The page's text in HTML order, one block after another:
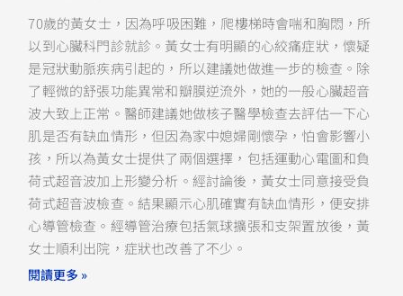
70歲的黃女士，因為呼吸困難，爬樓梯時會喘和胸悶，所
以到心臟科門診就診。黃女士有明顯的心絞痛症狀，懷疑
是冠狀動脈疾病引起的，所以建議她做進一步的檢查。除
了輕微的舒張功能異常和瓣膜逆流外，她的一般心臟超音
波大致上正常。醫師建議她做核子醫學檢查去評估一下心
肌是否有缺血情形，但因為家中媳婦剛懷孕，怕會影響小
孩，所以為黃女士提供了兩個選擇，包括運動心電圖和負
荷式超音波加上形變分析。經討論後，黃女士同意接受負
荷式超音波檢查。結果顯示心肌確實有缺血情形，便安排
心導管檢查。經導管治療包括氣球擴張和支架置放後，黃
女士順利出院，症狀也改善了不少。
閱讀更多 »